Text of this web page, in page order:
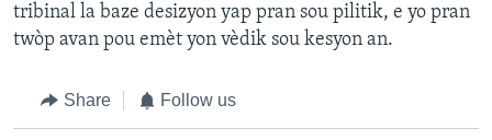
tribinal la baze desizyon yap pran sou pilitik, e yo pran
twòp avan pou emèt yon vèdik sou kesyon an.
Share Follow us